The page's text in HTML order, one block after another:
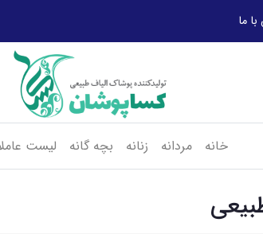
ما
خانه مردانه زنانه بچه گانه لیست